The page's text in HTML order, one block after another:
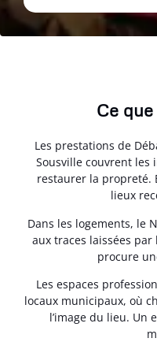
Ce
Les prestations de
Sousville couvrent les
restaurer la propreté.
lieux
Dans les logements, le
aux traces laissées
procure
Les espaces
locaux municipaux, où
l’image du lieu. Un